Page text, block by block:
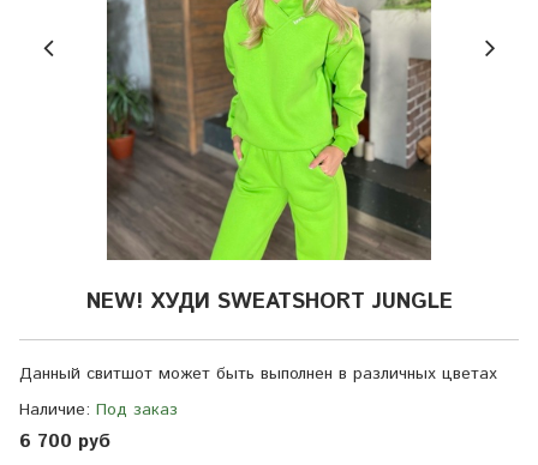
NEW! ХУДИ SWEATSHORT JUNGLE
Данный свитшот может быть выполнен в различных цветах
Наличие: Под заказ
6 700 руб